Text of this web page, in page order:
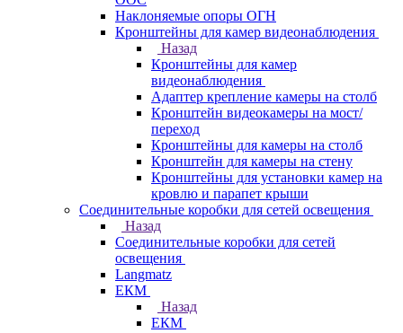
Наклоняемые опоры ОГН
Кронштейны для камер видеонаблюдения
Назад
Кронштейны для камер
видеонаблюдения
Адаптер крепление камеры на столб
Кронштейн видеокамеры на мост/
переход
Кронштейны для камеры на столб
Кронштейн для камеры на стену
Кронштейны для установки камер на
кровлю и парапет крыши
Соединительные коробки для сетей освещения
Назад
Соединительные коробки для сетей
освещения
Langmatz
ЕКМ
Назад
ЕКМ